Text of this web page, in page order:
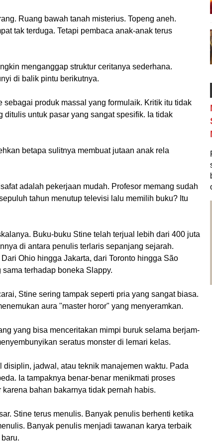
Ruang bawah tanah misterius. Topeng aneh.
tak terduga. Tetapi pembaca anak-anak terus
menganggap struktur ceritanya sederhana.
di balik pintu berikutnya.
produk massal yang formulaik. Kritik itu tidak
untuk pasar yang sangat spesifik. Ia tidak
betapa sulitnya membuat jutaan anak rela
adalah pekerjaan mudah. Profesor memang sudah
tahun menutup televisi lalu memilih buku? Itu
Buku-buku Stine telah terjual lebih dari 400 juta
di antara penulis terlaris sepanjang sejarah.
Ohio hingga Jakarta, dari Toronto hingga São
terhadap boneka Slappy.
Stine sering tampak seperti pria yang sangat biasa.
aura "master horor" yang menyeramkan.
yang bisa menceritakan mimpi buruk selama berjam-
seratus monster di lemari kelas.
jadwal, atau teknik manajemen waktu. Pada
Ia tampaknya benar-benar menikmati proses
bahan bakarnya tidak pernah habis.
Stine terus menulis. Banyak penulis berhenti ketika
Banyak penulis menjadi tawanan karya terbaik